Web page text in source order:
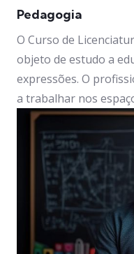
Pedagogia
O Curso de
objeto de estudo a
expressões. O
a trabalhar nos